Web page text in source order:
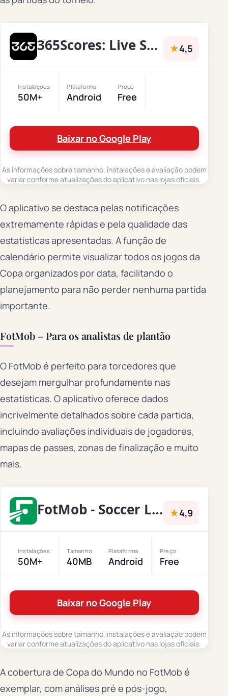
365Scores: Live Sports Scores ★4,5
Instalações
50M+
Plataforma
Android
Preço
Free
Baixar no Google Play
As informações sobre tamanho, instalações e avaliação podem
variar conforme atualizações do aplicativo nas lojas oficiais.
O aplicativo se destaca pelas notificações
extremamente rápidas e pela qualidade das
estatísticas apresentadas. A função de
calendário permite visualizar todos os jogos da
Copa organizados por data, facilitando o
planejamento para não perder nenhuma partida
importante.
FotMob – Para os analistas de plantão
O FotMob é perfeito para torcedores que
desejam mergulhar profundamente nas
estatísticas. O aplicativo oferece dados
incrivelmente detalhados sobre cada partida,
incluindo avaliações individuais de jogadores,
mapas de passes, zonas de finalização e muito
mais.
FotMob - Soccer Live Scores ★4,9
Instalações
50M+
Tamanho
40MB
Plataforma
Android
Preço
Free
Baixar no Google Play
As informações sobre tamanho, instalações e avaliação podem
variar conforme atualizações do aplicativo nas lojas oficiais.
A cobertura de Copa do Mundo no FotMob é
exemplar, com análises pré e pós-jogo,